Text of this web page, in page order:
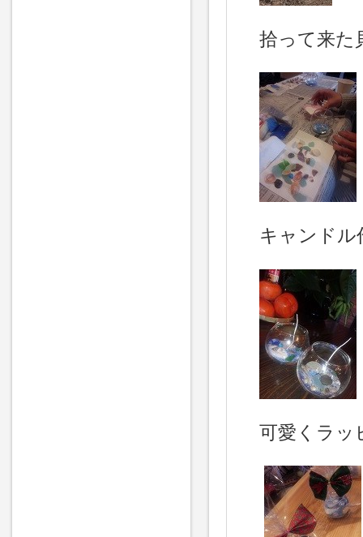
拾って来た
キャンド
可愛くラッ